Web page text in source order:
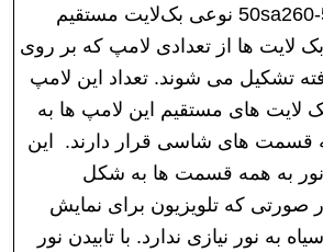
بک لايت 50sa260-50sa1260 نوعی بک‌لایت مستقیم
لایت ها از تعدادی لامپ که بر روی
تشکیل می شوند. تعداد این لامپ
لایت های مستقیم این لامپ ها به
قسمت های شاسی قرار دارند. این
نور به همه قسمت ها به شکل
صورتی که تلویزیون برای نمایش
به نور نیازی ندارد. با تابیدن نور